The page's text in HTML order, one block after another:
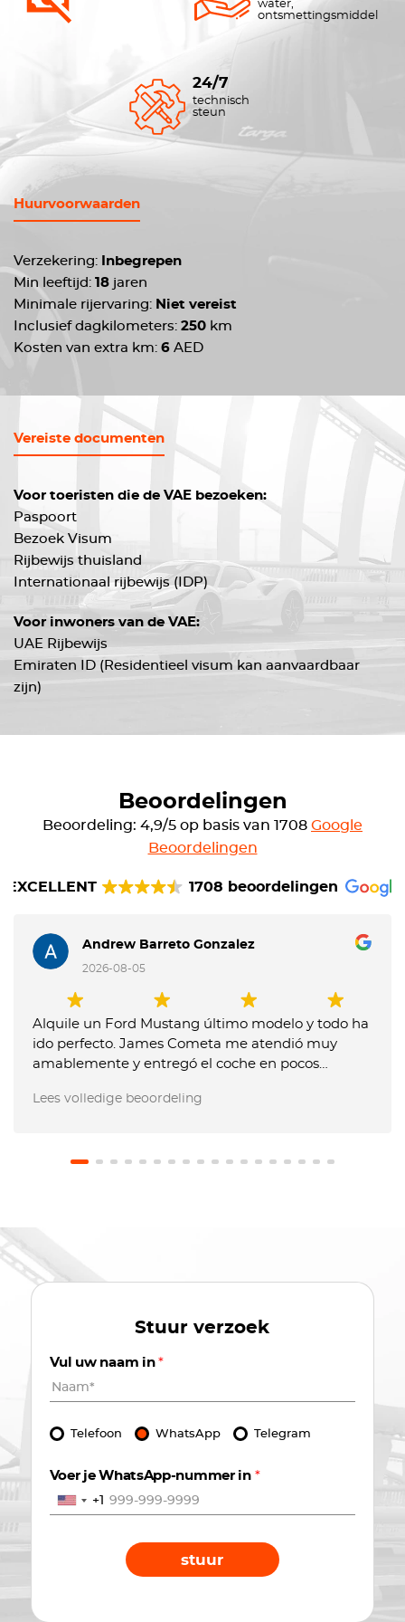
water,
ontsmettingsmiddel
24/7
technisch
steun
Huurvoorwaarden
Verzekering:
Inbegrepen
Min leeftijd: 18 jaren
Minimale rijervaring: Niet vereist
Inclusief dagkilometers: 250 km
Kosten van extra km: 6 AED
Vereiste documenten
Voor toeristen die de VAE bezoeken:
Paspoort
Bezoek Visum
Rijbewijs thuisland
Internationaal rijbewijs (IDP)
Voor inwoners van de VAE:
UAE Rijbewijs
Emiraten ID (Residentieel visum kan aanvaardbaar
zijn)
Beoordelingen
Beoordeling: 4,9/5 op basis van 1708 Google
Beoordelingen
EXCELLENT 1708 beoordelingen
Andrew Barreto Gonzalez
2026-08-05
Alquile un Ford Mustang último modelo y todo ha
ido perfecto. James Cometa me atendió muy
amablemente y entregó el coche en pocos
dijeron que me tenían que cobrar un extra, pero
el cargo. El coche estaba en perfecto estado.
Lees volledige beoordeling
Stuur verzoek
Vul uw naam in*
Telefoon WhatsApp Telegram
Voer je WhatsApp-nummer in *
+1
stuur